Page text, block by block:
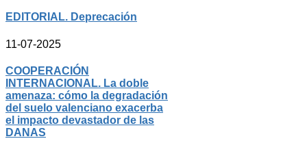
EDITORIAL. Deprecación
11-07-2025
COOPERACIÓN
INTERNACIONAL. La doble
amenaza: cómo la degradación
del suelo valenciano exacerba
el impacto devastador de las
DANAS